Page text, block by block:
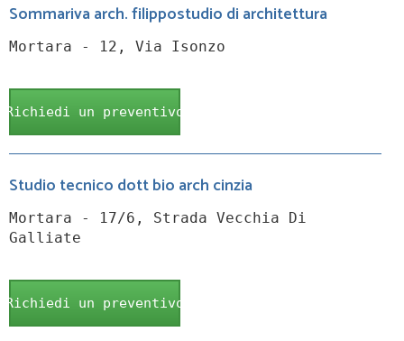
Sommariva arch. filippostudio di architettura
Mortara - 12, Via Isonzo
Richiedi un preventivo
Studio tecnico dott bio arch cinzia
Mortara - 17/6, Strada Vecchia Di
Galliate
Richiedi un preventivo